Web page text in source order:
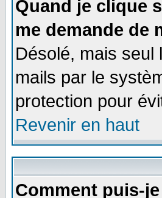
Quand je clique
me demande de
Désolé, mais
mails par le
protection pour
Revenir en haut
Comment puis-